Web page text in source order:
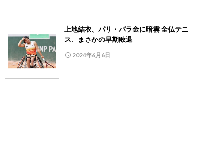
上地結衣、パリ・パラ金に暗雲 全仏テニ
ス、まさかの早期敗退
2024年6月6日